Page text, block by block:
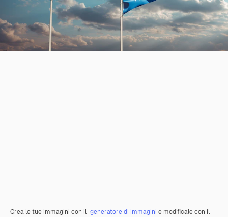
Crea le tue immagini con il generatore di immagini e modificale con il